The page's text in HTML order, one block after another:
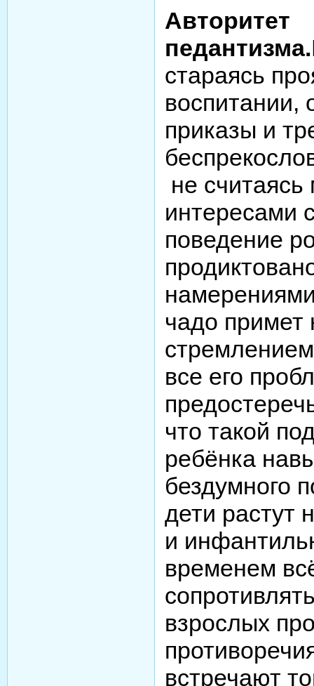
Авторитет
педантизма.
стараясь
воспитании,
приказы и
не
интересами
поведение
чадо
все его
что такой
ребёнка
бездумного
дети растут
и
временем
взрослых
встречают